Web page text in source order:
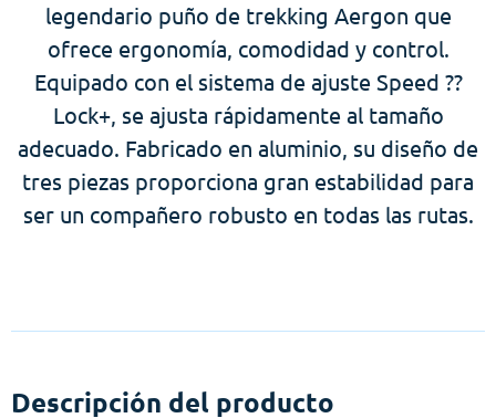
legendario puño de trekking Aergon que
ofrece ergonomía, comodidad y control.
Equipado con el sistema de ajuste Speed ??
Lock+, se ajusta rápidamente al tamaño
adecuado. Fabricado en aluminio, su diseño de
tres piezas proporciona gran estabilidad para
ser un compañero robusto en todas las rutas.
Descripción del producto